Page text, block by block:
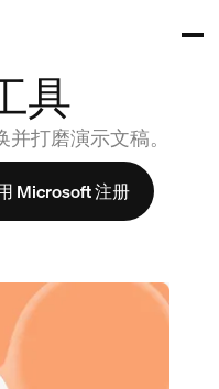
具
打磨演示文稿。
Microsoft 注册